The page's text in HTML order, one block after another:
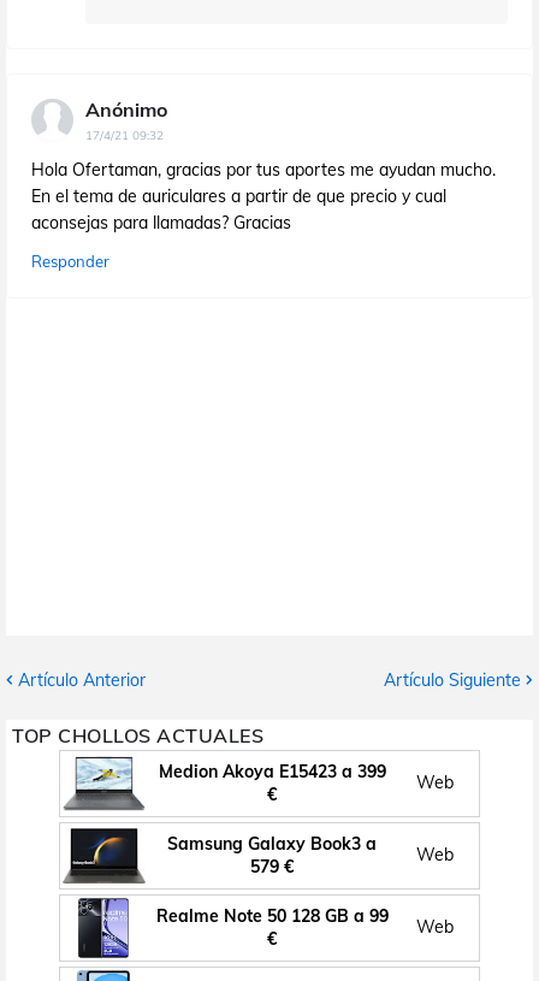
Anónimo
17/4/21 09:32
Hola Ofertaman, gracias por tus aportes me ayudan mucho.
En el tema de auriculares a partir de que precio y cual
aconsejas para llamadas? Gracias
Responder
Artículo Anterior Artículo Siguiente
TOP CHOLLOS ACTUALES
Medion Akoya E15423 a 399
€
Web
Samsung Galaxy Book3 a
579 €
Web
Realme Note 50 128 GB a 99
€
Web